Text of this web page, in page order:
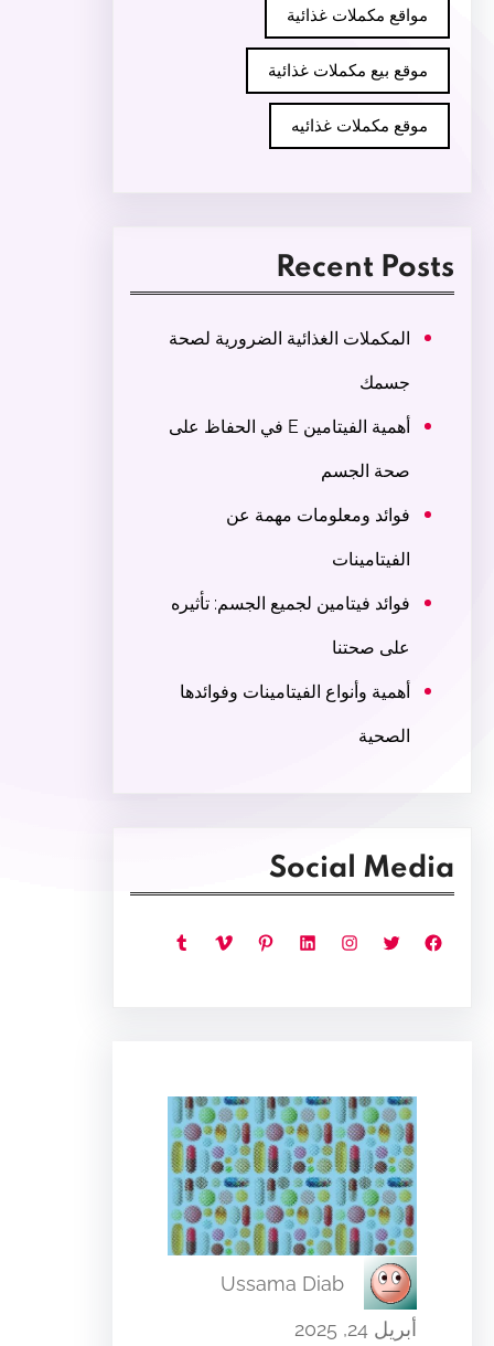
مواقع مكملات غذائية
موقع بيع مكملات غذائية
موقع مكملات غذائيه
Recent Posts
المكملات الغذائية الضرورية لصحة
جسمك
أهمية الفيتامين E في الحفاظ على
صحة الجسم
فوائد ومعلومات مهمة عن
الفيتامينات
فوائد فيتامين لجميع الجسم: تأثيره
على صحتنا
أهمية وأنواع الفيتامينات وفوائدها
الصحية
Social Media
فيسبوك تويتر إنستجرام لينكد إن بينتريست فيميو تمبلر
Ussama Diab
أبريل 24, 2025